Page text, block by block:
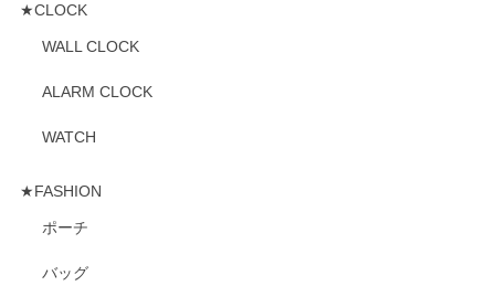
★CLOCK
WALL CLOCK
ALARM CLOCK
WATCH
★FASHION
ポーチ
バッグ